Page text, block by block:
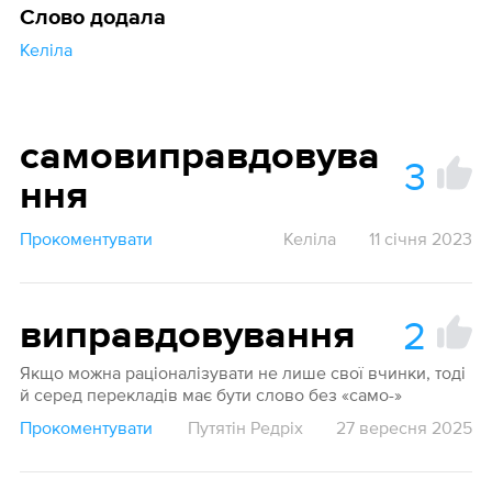
Слово додала
Келіла
самовиправдовува
ння
3
Прокоментувати Келіла 11 січня 2023
виправдовування 2
Якщо можна раціоналізувати не лише свої вчинки, тоді
й серед перекладів має бути слово без «само-»
Прокоментувати
Путятін Редріх 27 вересня 2025